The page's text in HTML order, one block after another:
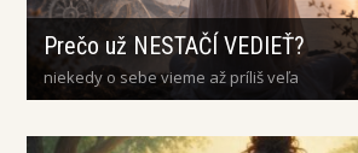
Prečo už NESTAČÍ VEDIEŤ?
niekedy o sebe vieme až príliš veľa